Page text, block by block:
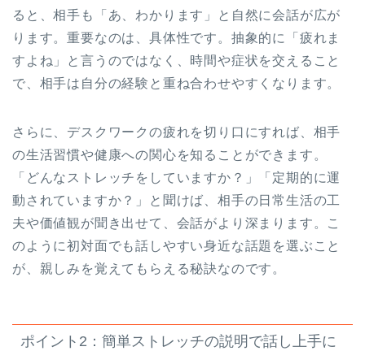
ると、相手も「あ、わかります」と自然に会話が広が
ります。重要なのは、具体性です。抽象的に「疲れま
すよね」と言うのではなく、時間や症状を交えること
で、相手は自分の経験と重ね合わせやすくなります。
さらに、デスクワークの疲れを切り口にすれば、相手
の生活習慣や健康への関心を知ることができます。
「どんなストレッチをしていますか？」「定期的に運
動されていますか？」と聞けば、相手の日常生活の工
夫や価値観が聞き出せて、会話がより深まります。こ
のように初対面でも話しやすい身近な話題を選ぶこと
が、親しみを覚えてもらえる秘訣なのです。
ポイント2：簡単ストレッチの説明で話し上手に